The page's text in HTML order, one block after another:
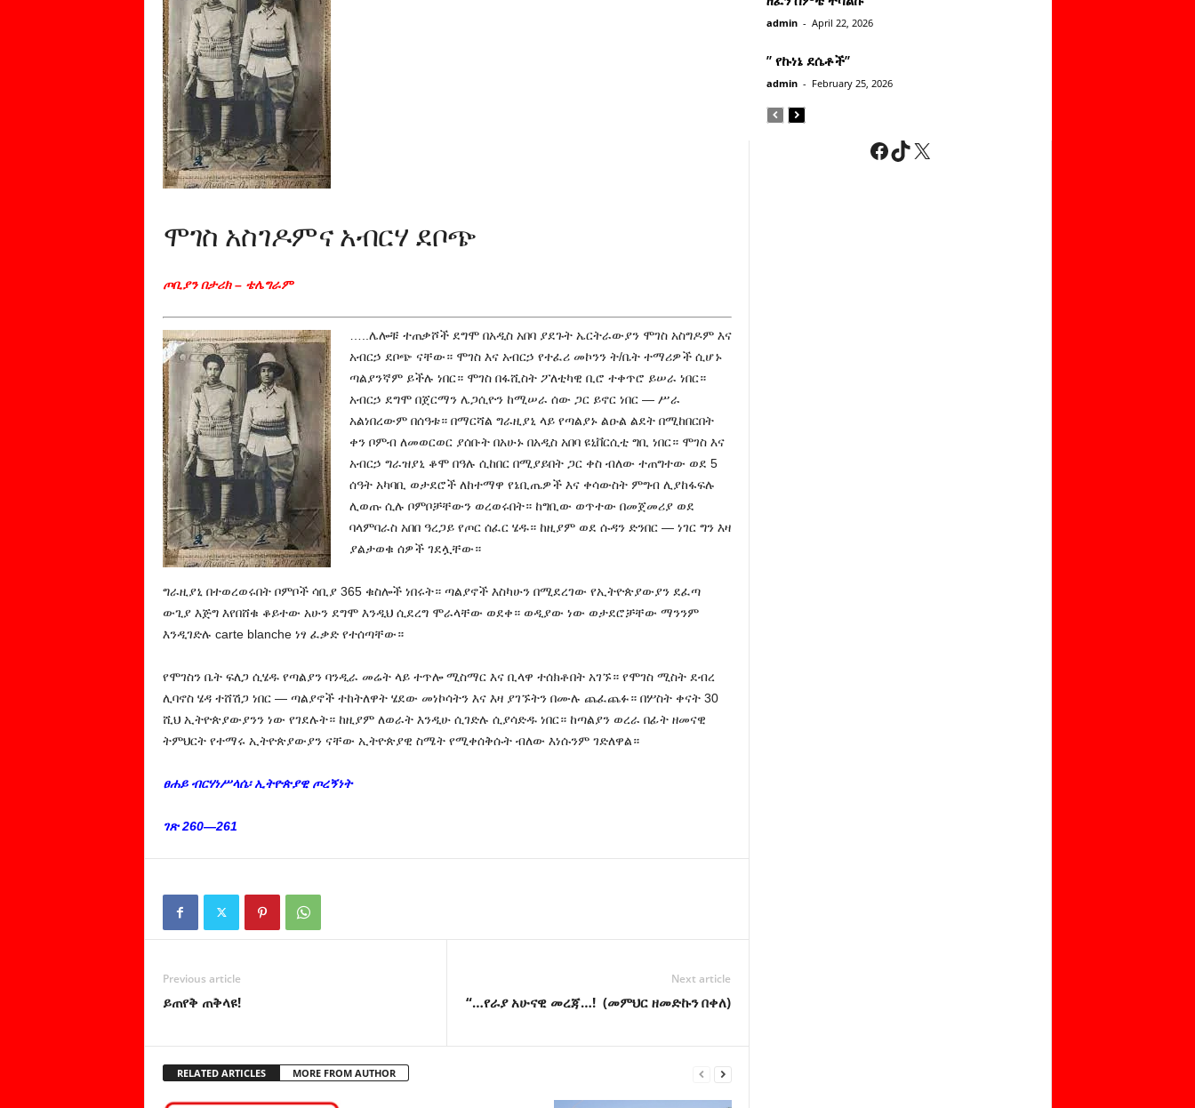
ሞገስ አስገዶምና አብርሃ ደቦጭ
ጦቢያን በታሪክ – ቴሌግራም
…..ሌሎቹ ተጠቃሾች ደግሞ በአዲስ አበባ ያደጉት ኤርትራውያን ሞገስ አስግዶም እና
አብርኃ ደቦጭ ናቸው። ሞገስ እና አብርኃ የተፈሪ መኮንን ት/ቤት ተማሪዎች ሲሆኑ
ጣልያንኛም ይችሉ ነበር። ሞገስ በፋሺስት ፖለቲካዊ ቢሮ ተቀጥሮ ይሠራ ነበር።
አብርኃ ደግሞ በጀርማን ሌጋሲዮን ከሚሠራ ሰው ጋር ይኖር ነበር — ሥራ
አልነበረውም በሰዓቱ። በማርሻል ግራዚያኒ ላይ የጣልያኑ ልዑል ልደት በሚከበርበት
ቀን ቦምብ ለመወርወር ያሰቡት በአሁኑ በአዲስ አበባ ዩኒቨርሲቲ ግቢ ነበር። ሞገስ እና
አብርኃ ግራዝያኒ ቆሞ በዓሉ ሲከበር በሚያይበት ጋር ቀስ ብለው ተጠግተው ወደ 5
ሰዓት አካባቢ ወታደሮች ለከተማዋ የኔቢጤዎች እና ቀሳውስት ምግብ ሊያከፋፍሉ
ሊወጡ ሲሉ ቦምቦቻቸውን ወረወሩበት። ከግቢው ወጥተው በመጀመሪያ ወደ
ባላምባራስ አበበ ዓረጋይ የጦር ሰፈር ሄዱ። ከዚያም ወደ ሱዳን ድንበር — ነገር ግን እዛ
ያልታወቁ ሰዎች ገደሏቸው።
ግራዚያኒ በተወረወሩበት ቦምቦች ሳቢያ 365 ቁስሎች ነበሩት። ጣልያኖች እስካሁን በሚደረገው የኢትዮጵያውያን ደፈጣ
ውጊያ እጅግ እየበሸቁ ቆይተው አሁን ደግሞ እንዲህ ሲደረግ ሞራላቸው ወደቀ። ወዲያው ነው ወታደሮቻቸው ማንንም
እንዲገድሉ carte blanche ነፃ ፈቃድ የተሰጣቸው።
የሞገስን ቤት ፍለጋ ሲሄዱ የጣልያን ባንዲራ መሬት ላይ ተጥሎ ሚስማር እና ቢላዋ ተሰክቶበት አገኙ። የሞገስ ሚስት ደብረ
ሊባኖስ ሄዳ ተሸሽጋ ነበር — ጣልያኖች ተከትለዋት ሄደው መነኮሳትን እና እዛ ያገኙትን በሙሉ ጨፈጨፉ። በሦስት ቀናት 30
ሺህ ኢትዮጵያውያንን ነው የገደሉት። ከዚያም ለወራት እንዲሁ ሲገድሉ ሲያሳድዱ ነበር። ከጣልያን ወረራ በፊት ዘመናዊ
ትምህርት የተማሩ ኢትዮጵያውያን ናቸው ኢትዮጵያዊ ስሜት የሚቀሰቅሱት ብለው እነሱንም ገድለዋል።
ፀሐይ ብርሃነሥላሴ፡ ኢትዮጵያዊ ጦረኝነት
ገጽ 260—261
Previous article
ይጠየቅ ጠቅላዩ!
Next article
“…የራያ አሁናዊ መረጃ…! (መምህር ዘመድኩን በቀለ)
RELATED ARTICLES MORE FROM AUTHOR
admin - April 22, 2026
” የኩነኔ ደሴቶች’’
admin - February 25, 2026
Facebook
TikTok
X